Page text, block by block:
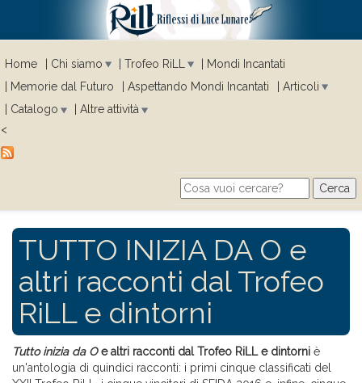
Home Chi siamo Trofeo RiLL
Mondi Incantati
Memorie dal Futuro
Aspettando Mondi Incantati
Articoli
Catalogo
Altre attività
<
Search form
Cerca
TUTTO INIZIA DA O e
altri racconti dal Trofeo
RiLL e dintorni
Tutto inizia da Oe altri racconti dal Trofeo RiLL e dintorni è
un'antologia di quindici racconti: i primi cinque classificati del